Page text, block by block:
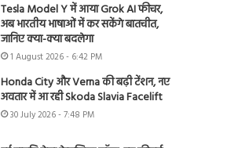
Tesla Model Y में आया Grok AI फीचर,
अब भारतीय भाषाओं में कर सकेंगे बातचीत,
जानिए क्या-क्या बदलेगा
1 August 2026 - 6:42 PM
Honda City और Verna की बढ़ी टेंशन, नए
अवतार में आ रही Skoda Slavia Facelift
30 July 2026 - 7:48 PM